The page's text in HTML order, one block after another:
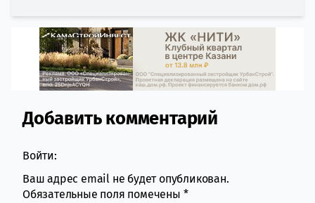
Comment section
Добавить комментарий
Войти:
Ваш адрес email не будет опубликован.
Обязательные поля помечены *